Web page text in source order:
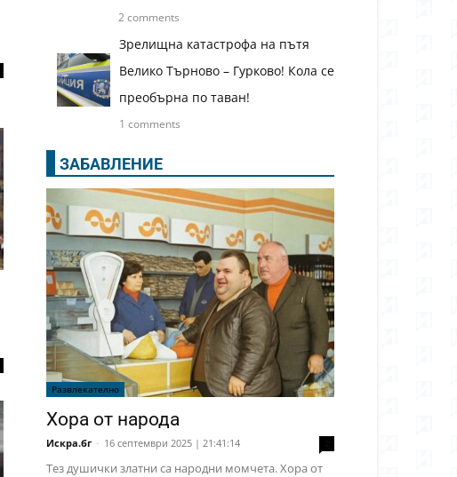
2 comments
Зрелищна катастрофа на пътя
Велико Търново – Гурково! Кола се
преобърна по таван!
1 comments
ЗАБАВЛЕНИЕ
Развлекателно
Хора от народа
Искра.бг - 16 септември 2025 | 21:41:14
Тез душички златни са народни момчета. Хора от